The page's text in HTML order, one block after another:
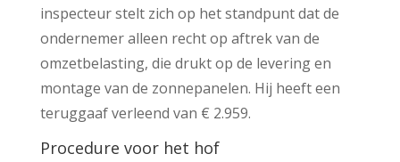
inspecteur stelt zich op het standpunt dat de
ondernemer alleen recht op aftrek van de
omzetbelasting, die drukt op de levering en
montage van de zonnepanelen. Hij heeft een
teruggaaf verleend van € 2.959.
Procedure voor het hof